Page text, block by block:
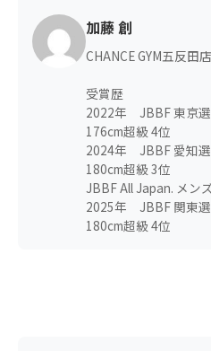
加藤 創
CHANCE GYM五反田
受賞歴
2022年 JBBF 東京選
176cm超級 4位
2024年 JBBF 愛知選
180cm超級 3位
JBBF All Japan. メン
2025年 JBBF 関東選
180cm超級 4位